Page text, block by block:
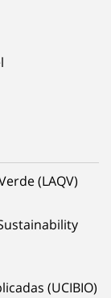
(LAQV)
(UCIBIO)